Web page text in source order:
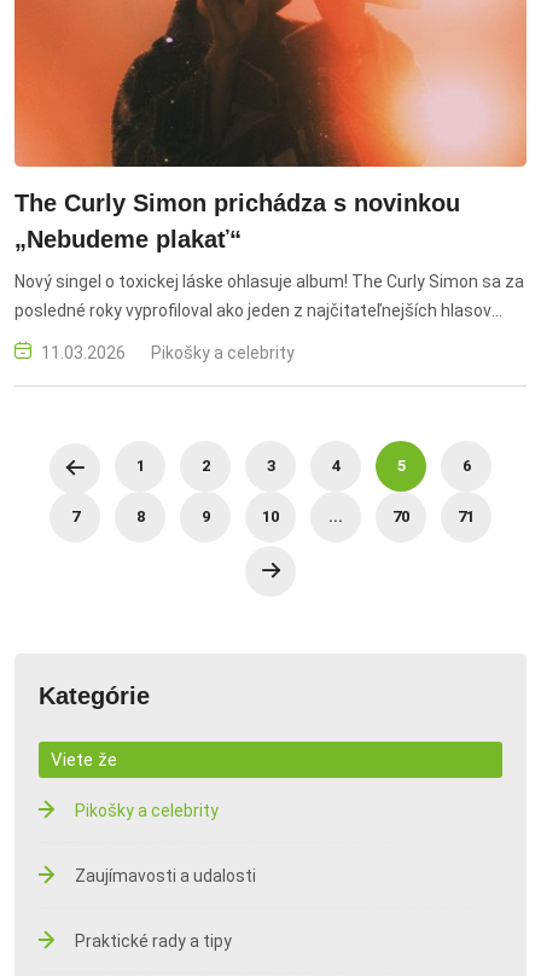
The Curly Simon prichádza s novinkou
„Nebudeme plakať“
Nový singel o toxickej láske ohlasuje album! The Curly Simon sa za
posledné roky vyprofiloval ako jeden z najčitateľnejších hlasov
modernej slovenskej alt-popovej generácie. Od debutu Zvláštny
svet (2023), cez zvukovo vyzretejší album Kým ty spíš a výrazný
elektronickej produkcii. Jeho tvorba balansuje medzi intímnou
výpoveďou a medzinárodne zrozumiteľným zvukom, ktorý je bez
pózy, s dôrazom na detail a emóciu. S novým singlom však
11.03.2026 Pikošky a celebrity
1 2 3 4 5 6
7 8 9 10 ... 70 71
Kategórie
Viete že
Pikošky a celebrity
Zaujímavosti a udalosti
Praktické rady a tipy